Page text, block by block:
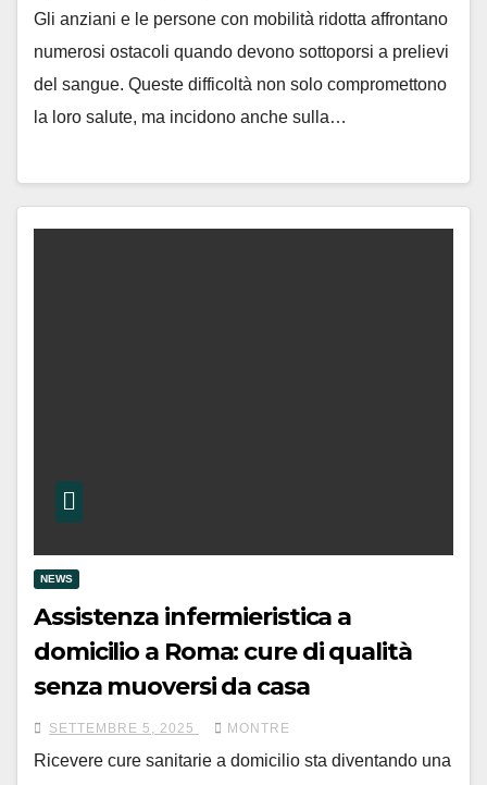
Gli anziani e le persone con mobilità ridotta affrontano
numerosi ostacoli quando devono sottoporsi a prelievi
del sangue. Queste difficoltà non solo compromettono
la loro salute, ma incidono anche sulla…
NEWS
Assistenza infermieristica a
domicilio a Roma: cure di qualità
senza muoversi da casa
SETTEMBRE 5, 2025 MONTRE
Ricevere cure sanitarie a domicilio sta diventando una